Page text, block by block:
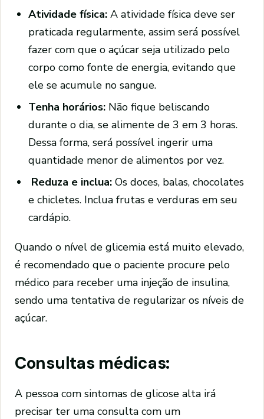
Atividade física: A atividade física deve ser
praticada regularmente, assim será possível
fazer com que o açúcar seja utilizado pelo
corpo como fonte de energia, evitando que
ele se acumule no sangue.
Tenha horários: Não fique beliscando
durante o dia, se alimente de 3 em 3 horas.
Dessa forma, será possível ingerir uma
quantidade menor de alimentos por vez.
Reduza e inclua: Os doces, balas, chocolates
e chicletes. Inclua frutas e verduras em seu
cardápio.
Quando o nível de glicemia está muito elevado,
é recomendado que o paciente procure pelo
médico para receber uma injeção de insulina,
sendo uma tentativa de regularizar os níveis de
açúcar.
Consultas médicas:
A pessoa com sintomas de glicose alta irá
precisar ter uma consulta com um